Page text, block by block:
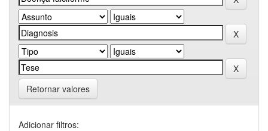
Retornar valores
Adicionar filtros: